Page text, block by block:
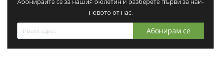
новото от нас.
Абонирам се